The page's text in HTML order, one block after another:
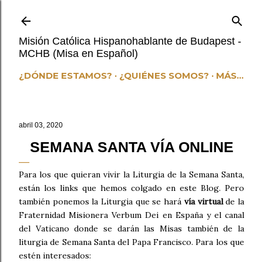
Misión Católica Hispanohablante de Budapest -
MCHB (Misa en Español)
¿DÓNDE ESTAMOS? ¿QUIÉNES SOMOS? MÁS…
abril 03, 2020
SEMANA SANTA VÍA ONLINE
Para los que quieran vivir la Liturgia de la Semana Santa,
están los links que hemos colgado en este Blog. Pero
también ponemos la Liturgia que se hará vía virtualde la
Fraternidad Misionera Verbum Dei en España y el canal
del Vaticano donde se darán las Misas también de la
liturgia de Semana Santa del Papa Francisco. Para los que
estén interesados: